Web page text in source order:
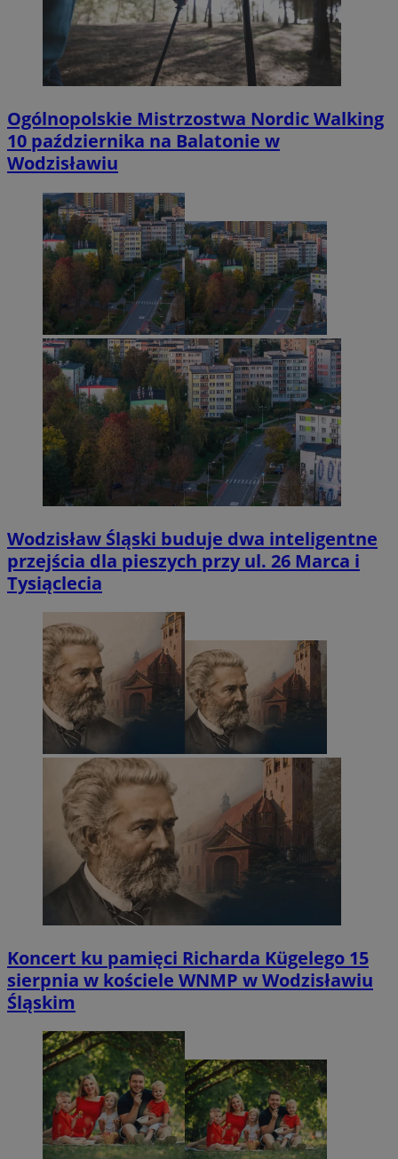
Ogólnopolskie Mistrzostwa Nordic Walking
10 października na Balatonie w
Wodzisławiu
Wodzisław Śląski buduje dwa inteligentne
przejścia dla pieszych przy ul. 26 Marca i
Tysiąclecia
Koncert ku pamięci Richarda Kügelego 15
sierpnia w kościele WNMP w Wodzisławiu
Śląskim